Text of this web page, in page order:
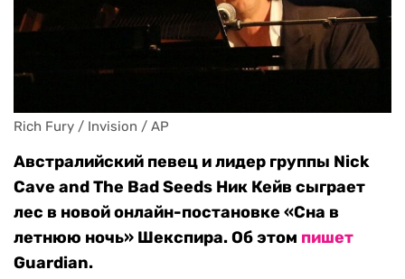
Rich Fury / Invision / AP
Австралийский певец и лидер группы Nick
Cave and The Bad Seeds Ник Кейв сыграет
лес в новой онлайн-постановке «Сна в
летнюю ночь» Шекспира. Об этом пишет
Guardian.